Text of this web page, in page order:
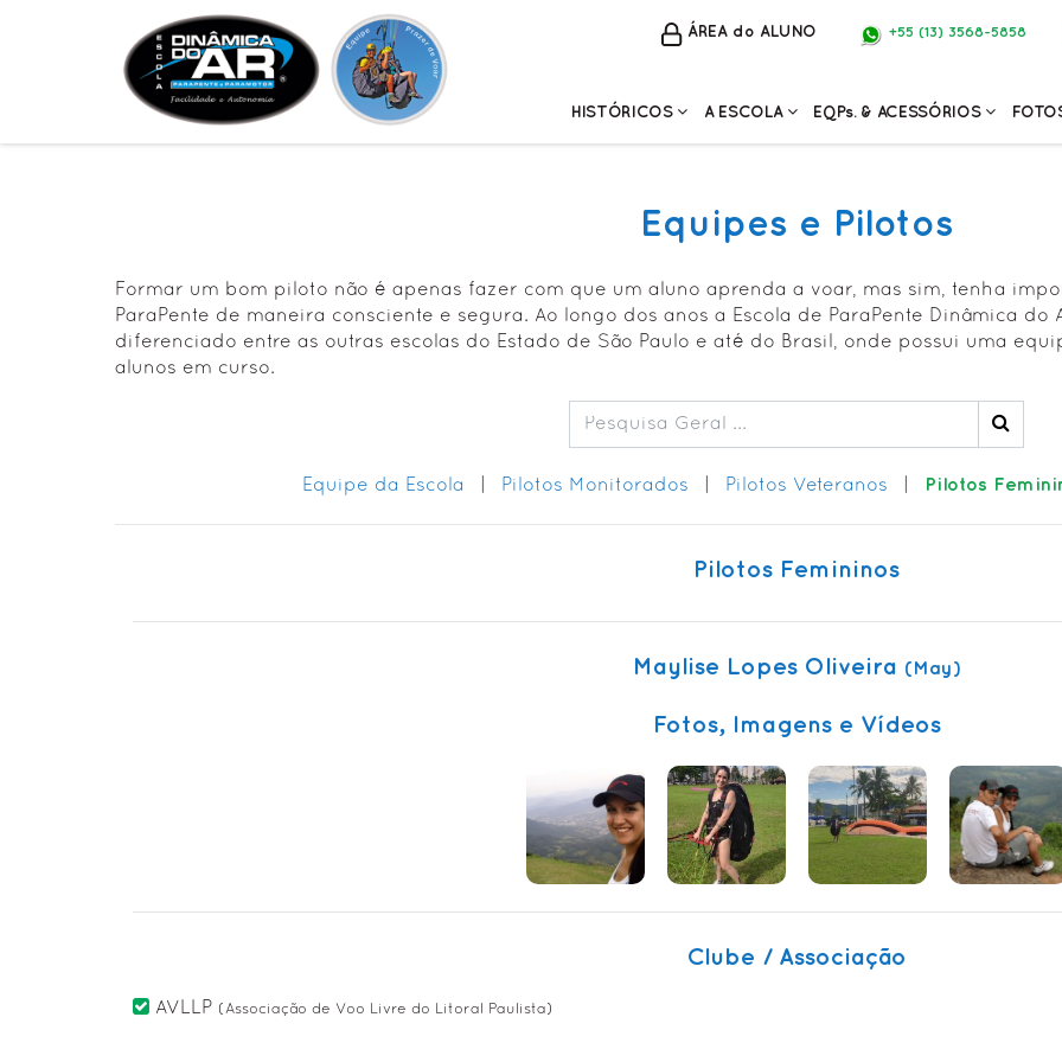
ÁREA do ALUNO +55 (13) 3568-5858
HISTÓRICOS
• Histórico do Esporte
A ESCOLA
• Cursos Propostos
✓ Curso ParaMotor (PPG)
✓ Curso ParaPente -
Reciclagem
• Voo Duplo de Parapente
EQPs. & ACESSÓRIOS
• Equipamentos Principais •
•
•
Equipes e Pilotos
Formar um bom piloto não é apenas fazer com que um aluno aprenda a voar, mas sim, tenha
ParaPente de maneira consciente e segura. Ao longo dos anos a Escola de ParaPente Dinâmica do
diferenciado entre as outras escolas do Estado de São Paulo e até do Brasil, onde possui uma
alunos em curso.
Equipe da Escola Pilotos Monitorados Pilotos Veteranos Pilotos
Pilotos Femininos
Maylise Lopes Oliveira (May)
Fotos, Imagens e Vídeos
Clube / Associação
AVLLP (Associação de Voo Livre do Litoral Paulista)